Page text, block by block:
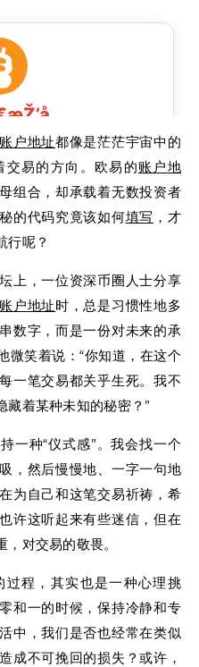
账户地址都像是茫茫宇宙中的
交易的方向。欧易的账户地
组合，却承载着无数投资者
的代码究竟该如何填写 ，才
行呢？
上，一位资深币圈人士分享
账户地址时，总是习惯性地多
数字，而是一份对未来的承
微笑着说：“你知道，在这个
一笔交易都关乎生死。我不
藏着某种未知的秘密？”
一种“仪式感”。我会找一个
，然后慢慢地、一字一句地
为自己和这笔交易祈祷，希
许这听起来有些迷信，但在
对交易的敬畏。
过程，其实也是一种心理挑
和一的时候，保持冷静和专
中，我们是否也经常在类似
成不可挽回的损失？或许，